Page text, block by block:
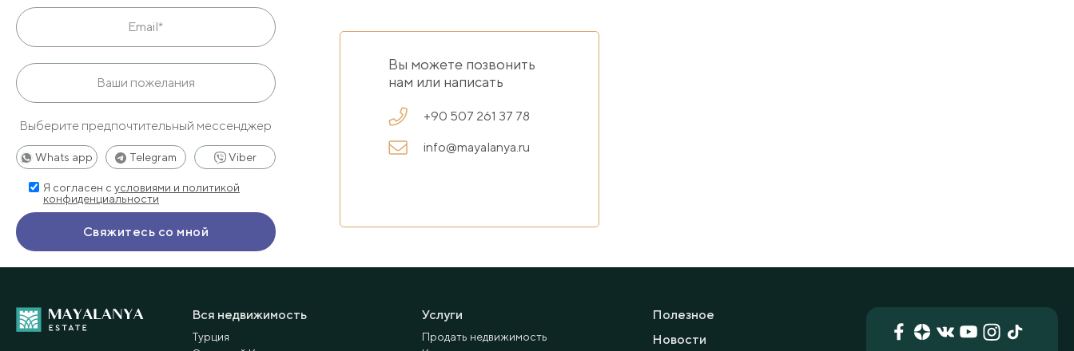
Выберите предпочтительный мессенджер
Whats app Telegram Viber
Я согласен с условиями и политикой
конфиденциальности
Вы можете позвонить
нам или написать
+90 507 261 37 78
info@mayalanya.ru
Вся недвижимость
Турция
Услуги
Продать недвижимость
Полезное
Новости